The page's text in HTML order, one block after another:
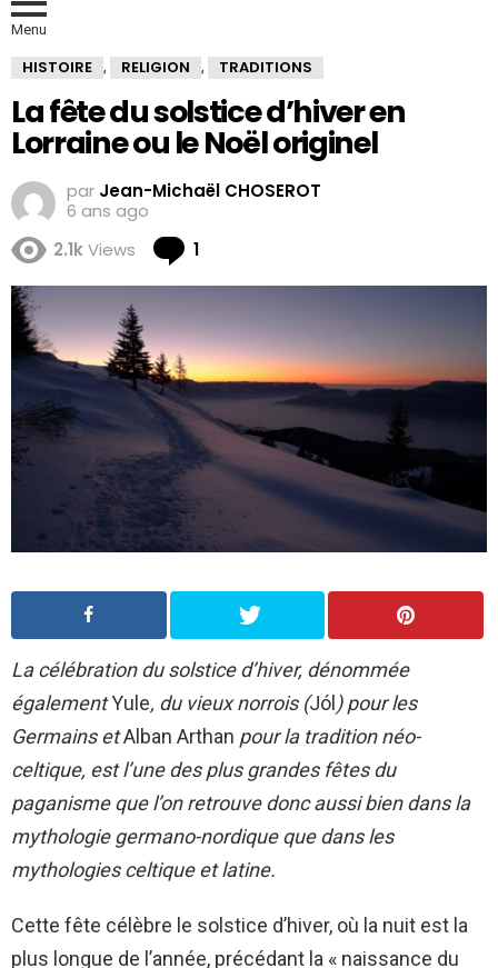
Menu
HISTOIRE , RELIGION , TRADITIONS
La fête du solstice d’hiver en
Lorraine ou le Noël originel
par Jean-Michaël CHOSEROT
6 ans ago
2.1kViews 1
La célébration du solstice d’hiver, dénommée
égalementYule, du vieux norrois (Jól ) pour les
Germains etAlban Arthan pour la tradition néo-
celtique, est l’une des plus grandes fêtes du
paganisme que l’on retrouve donc aussi bien dans la
mythologie germano-nordique que dans les
mythologies celtique et latine.
Cette fête célèbre le solstice d’hiver, où la nuit est la
plus longue de l’année, précédant la « naissance du